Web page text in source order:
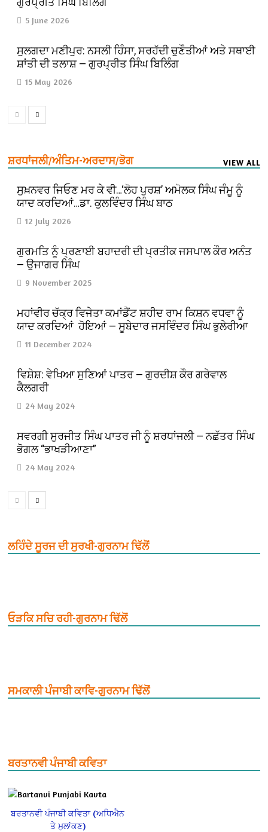
5 June 2026
ਸੁਲਗਦਾ ਮਣੀਪੁਰ: ਨਸਲੀ ਹਿੰਸਾ, ਸਰਹੱਦੀ ਚੁਣੌਤੀਆਂ ਅਤੇ ਸਥਾਈ
ਸ਼ਾਂਤੀ ਦੀ ਤਲਾਸ਼ — ਗੁਰਪ੍ਰੀਤ ਸਿੰਘ ਬਿਲਿੰਗ
15 May 2026
ਸ਼ਰਧਾਂਜਲੀ/ਅੰਤਿਮ-ਅਰਦਾਸ/ਭੋਗ VIEW ALL
ਸੁਖ਼ਨਵਰ ਜਿਓਣ ਮਰ ਕੇ ਵੀ…‘ਲੋਹ ਪੁਰਸ਼’ ਅਮੋਲਕ ਸਿੰਘ ਜੰਮੂ ਨੂੰ
ਯਾਦ ਕਰਦਿਆਂ…ਡਾ. ਕੁਲਵਿੰਦਰ ਸਿੰਘ ਬਾਠ
12 July 2026
ਗੁਰਮਤਿ ਨੂੰ ਪ੍ਰਣਾਈ ਬਹਾਦਰੀ ਦੀ ਪ੍ਰਤੀਕ ਜਸਪਾਲ ਕੌਰ ਅਨੰਤ
— ਉਜਾਗਰ ਸਿੰਘ
9 November 2025
ਮਹਾਂਵੀਰ ਚੱਕ੍ਰ ਵਿਜੇਤਾ ਕਮਾਂਡੈਂਟ ਸ਼ਹੀਦ ਰਾਮ ਕਿਸ਼ਨ ਵਧਵਾ ਨੂੰ
ਯਾਦ ਕਰਦਿਆਂ ਹੋਇਆਂ — ਸੂਬੇਦਾਰ ਜਸਵਿੰਦਰ ਸਿੰਘ ਭੁਲੇਰੀਆ
11 December 2024
ਵਿਸ਼ੇਸ਼: ਵੇਖਿਆ ਸੁਣਿਆਂ ਪਾਤਰ — ਗੁਰਦੀਸ਼ ਕੌਰ ਗਰੇਵਾਲ
ਕੈਲਗਰੀ
24 May 2024
ਸਵਰਗੀ ਸੁਰਜੀਤ ਸਿੰਘ ਪਾਤਰ ਜੀ ਨੂੰ ਸ਼ਰਧਾਂਜਲੀ — ਨਛੱਤਰ ਸਿੰਘ
ਭੋਗਲ “ਭਾਖੜੀਆਣਾ”
24 May 2024
ਲਹਿੰਦੇ ਸੂਰਜ ਦੀ ਸੁਰਖੀ-ਗੁਰਨਾਮ ਢਿੱਲੋਂ
ਓੜਕਿ ਸਚਿ ਰਹੀ-ਗੁਰਨਾਮ ਢਿੱਲੋਂ
ਸਮਕਾਲੀ ਪੰਜਾਬੀ ਕਾਵਿ-ਗੁਰਨਾਮ ਢਿੱਲੋਂ
ਬਰਤਾਨਵੀ ਪੰਜਾਬੀ ਕਵਿਤਾ
ਬਰਤਾਨਵੀ ਪੰਜਾਬੀ ਕਵਿਤਾ (ਅਧਿਐਨ
ਤੇ ਮੁਲਾਂਕਣ)